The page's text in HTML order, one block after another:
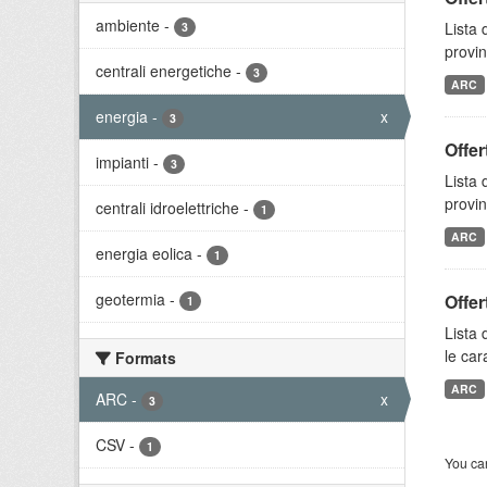
ambiente - 3
centrali energetiche - 3
energia - 3 x
impianti - 3
centrali idroelettriche - 1
energia eolica - 1
geotermia - 1
Formats
ARC - 3 x
CSV - 1
Lista
ARC
Lista
ARC
Lista
le
ARC
You